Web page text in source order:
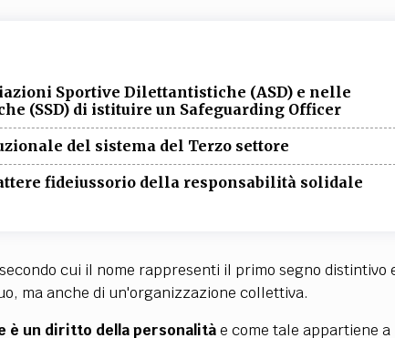
Sportive Dilettantistiche (ASD) e nelle
(SSD) di istituire un Safeguarding Officer
del sistema del Terzo settore
fideiussorio della responsabilità solidale
cui il nome rappresenti il primo segno distintivo
ma anche di un'organizzazione collettiva.
è un diritto della personalitàe come tale appartiene a